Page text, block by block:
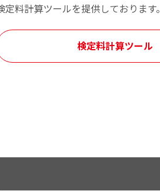
定料計算ツールを提供しておりま
検定料計算ツール